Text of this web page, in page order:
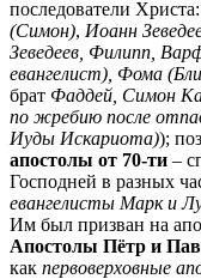
последователи Христа:
(Симон), Иоанн
Зеведеев, Филипп,
евангелист), Фома
брат Фаддей, Симон
по жребию после
Иуды Искариота));
апостолы от 70-ти –
Господней в разных
евангелисты Марк и
Им был призван на
Апостолы Пётр и
как первоверховные